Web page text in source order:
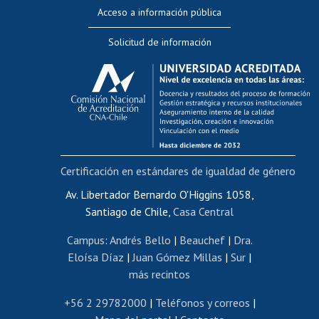
Evaluación docente
Calificación académica
Postulación al AUCAI
Funcionarias/os
Cursos internos de capacitación
Bienestar del personal
Portal de movilidad interna
Certificado de renta
Certificado de renta honorarios
Editar páginas blancas
Extranjeras/os
Revalidación y reconocimiento de títulos
Acceso a información pública
Solicitud de información
Av. Libertador Bernardo O'Higgins 1058,
Santiago de Chile, Casa Central
Campus: Andrés Bello | Beauchef| Dra.
Eloísa Díaz |Juan Gómez Millas | Sur |
más recintos
+56 2 29782000 | Teléfonos y correos |
Certificación en estándares de igualdad de género